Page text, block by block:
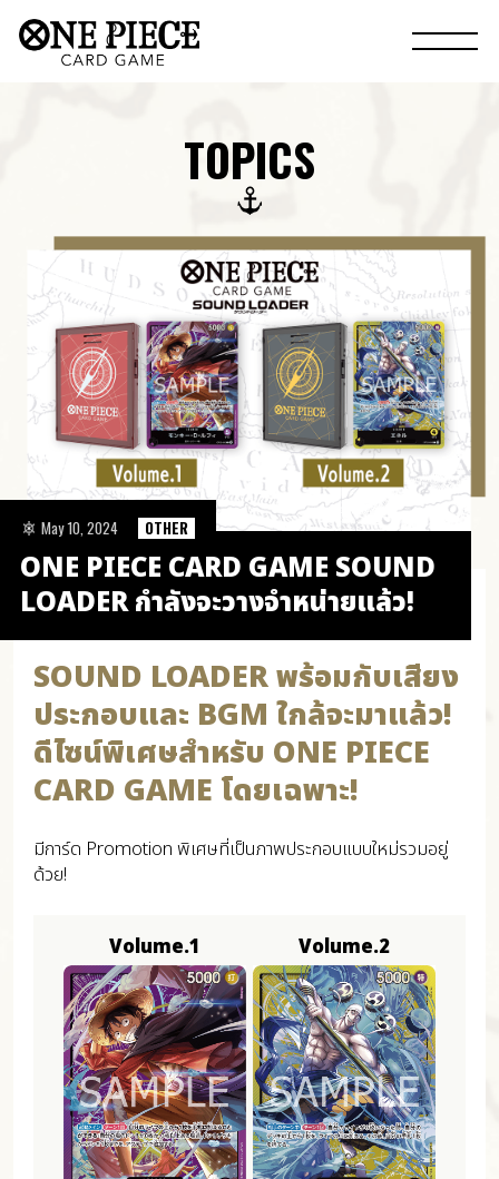
TOPICS
ONE PIECE CARD GAME SOUND
LOADER กำลังจะวางจำหน่ายแล้ว!
May 10, 2024 OTHER
SOUND LOADER พร้อมกับเสียง
ประกอบและ BGM ใกล้จะมาแล้ว!
ดีไซน์พิเศษสำหรับ ONE PIECE
CARD GAME โดยเฉพาะ!
มีการ์ด Promotion พิเศษที่เป็นภาพประกอบแบบใหม่รวมอยู่
ด้วย!
Volume.1 Volume.2